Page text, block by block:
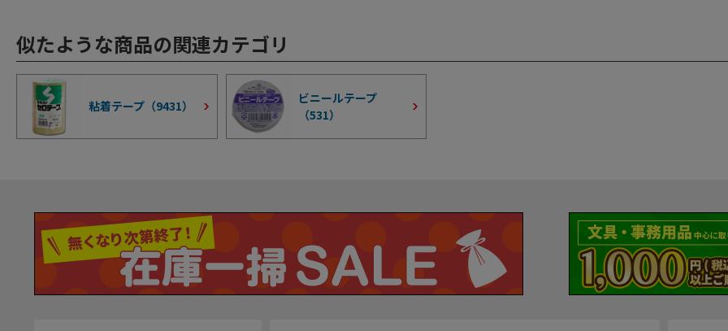
似たような商品の関連カテゴリ
粘着テープ（9431）
ビニールテープ
（531）